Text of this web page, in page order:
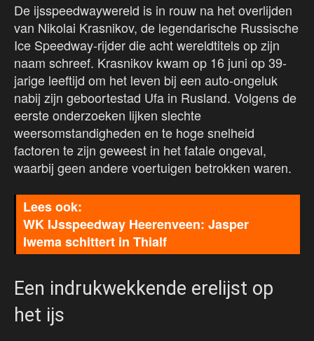
De ijsspeedwaywereld is in rouw na het overlijden
van Nikolai Krasnikov, de legendarische Russische
Ice Speedway-rijder die acht wereldtitels op zijn
naam schreef. Krasnikov kwam op 16 juni op 39-
jarige leeftijd om het leven bij een auto-ongeluk
nabij zijn geboortestad Ufa in Rusland. Volgens de
eerste onderzoeken lijken slechte
weersomstandigheden en te hoge snelheid
factoren te zijn geweest in het fatale ongeval,
waarbij geen andere voertuigen betrokken waren.
WK IJsspeedway Heerenveen: Jasper
Iwema schittert in Thialf
Een indrukwekkende erelijst op
het ijs